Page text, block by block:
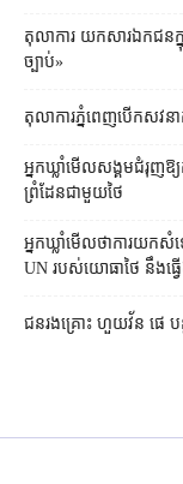
តុលាការ​​ យកសារឯកជនក្
ច្បាប់»
តុលាការ​ភ្នំពេញ​​បើកសវ
អ្នកឃ្លាំមើល​សង្គម​ជំរុញ​ឱ្យ​
ព្រំដែន​ជាមួយ​ថៃ
អ្នកឃ្លាំមើល​ថា​ការ​យក​
UN របស់​យោធា​ថៃ នឹង​ធ្វើ​ឱ្
ជនរងគ្រោះ ហួយវ័ន ផេ